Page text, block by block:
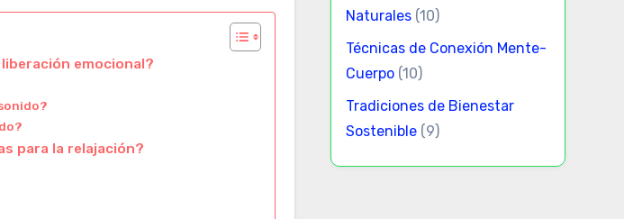
emocional?
para la relajación?
Naturales(10)
Técnicas de Conexión Mente-
Cuerpo(10)
Tradiciones de Bienestar
Sostenible(9)